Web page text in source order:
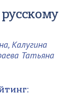
Калугина
Татьяна